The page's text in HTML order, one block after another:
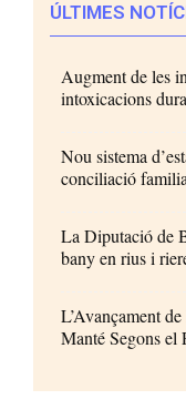
ÚLTIMES
Augment de les
intoxicacions
Nou sistema
conciliació
La Diputació de
bany en rius i
L’Avançament
Manté Segons el